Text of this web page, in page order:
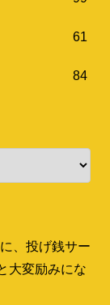
61
84
、投げ銭サー
大変励みにな